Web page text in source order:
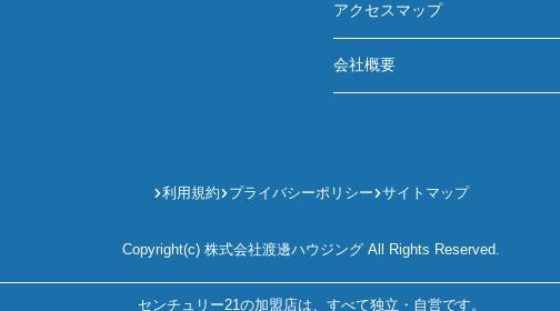
アクセスマップ
会社概要
利用規約 プライバシーポリシー サイトマップ
Copyright(c) 株式会社渡邊ハウジング All Rights Reserved.
センチュリー21の加盟店は、すべて独立・自営です。